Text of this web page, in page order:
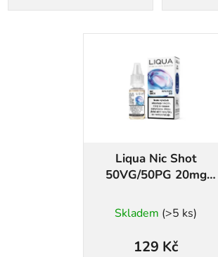
Liqua Nic Shot
50VG/50PG 20mg
Skladem (>5 ks)
129 Kč